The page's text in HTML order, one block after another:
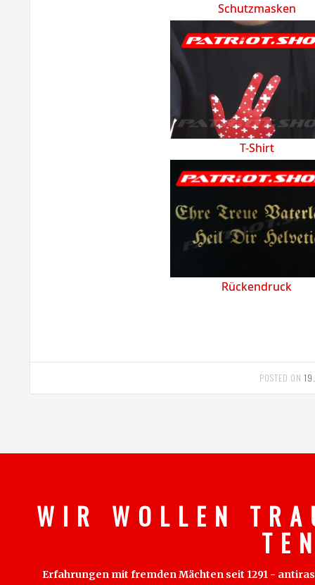
Schutzmasken
T-Shirt
Rückendruck
POSTED ON
W I R W O L L E N T R
T E
Erfahrungen mit fremden Mächten seit 1291 -